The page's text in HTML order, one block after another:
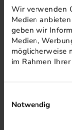
Wir verwenden
Medien
geben wir
Medien,
möglicherweise
im Rahmen
Notwendig